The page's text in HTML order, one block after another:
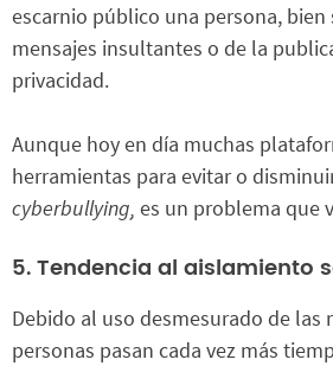
escarnio público una persona, bien
mensajes insultantes o de la
privacidad.
Aunque hoy en día muchas
herramientas para evitar o
cyberbullying, es un problema que
5. Tendencia al aislamiento
Debido al uso desmesurado de las
personas pasan cada vez más